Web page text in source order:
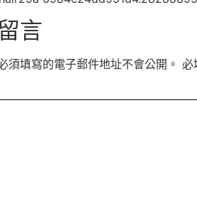
言
須填寫的電子郵件地址不會公開。 必